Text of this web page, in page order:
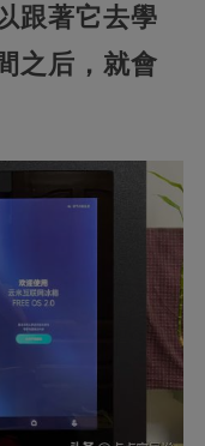
跟著它去學
之后，就會